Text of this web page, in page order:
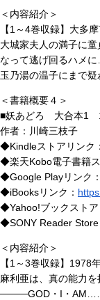
＜内容紹介＞
【1～4巻収録】大多
大城家夫人の満子に
なって逃げ回るハメ
玉乃湯の温子にまで
＜書籍概要４＞
■妖あどろ 大合本1 1
作者：川崎三枝子
◆Kindleストアリンク：
◆楽天Kobo電子書籍ス
◆Google Playリンク：
◆iBooksリンク：
◆Yahoo!ブックストア
◆SONY Reader Store
＜内容紹介＞
【1～3巻収録】1978
麻利亜は、真の能力
────GOD・I・AM……